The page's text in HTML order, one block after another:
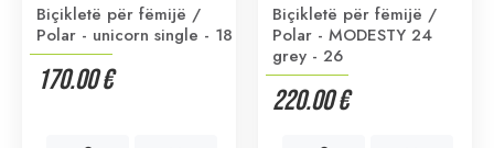
Biçikletë për fëmijë /
Polar - unicorn single - 18
170.00 €
Biçikletë për fëmijë /
Polar - MODESTY 24
grey - 26
220.00 €